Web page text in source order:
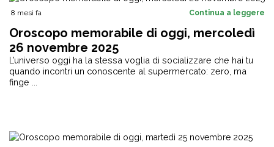
8 mesi fa Continua a leggere
Oroscopo memorabile di oggi, mercoledì
26 novembre 2025
L’universo oggi ha la stessa voglia di socializzare che hai tu
quando incontri un conoscente al supermercato: zero, ma
finge ...